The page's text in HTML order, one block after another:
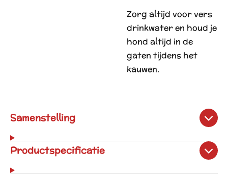
Zorg altijd voor vers
drinkwater en houd je
hond altijd in de
gaten tijdens het
kauwen.
Samenstelling
Productspecificatie